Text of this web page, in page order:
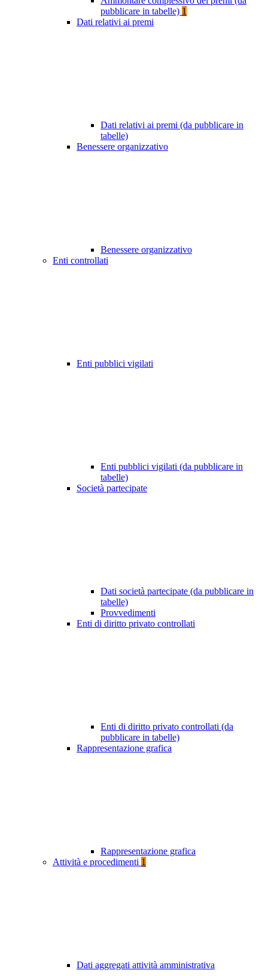
pubblicare in tabelle) 1
Dati relativi ai premi
Dati relativi ai premi (da pubblicare in
tabelle)
Benessere organizzativo
Benessere organizzativo
Enti controllati
Enti pubblici vigilati
Enti pubblici vigilati (da pubblicare in
tabelle)
Società partecipate
Dati società partecipate (da pubblicare in
tabelle)
Provvedimenti
Enti di diritto privato controllati
Enti di diritto privato controllati (da
pubblicare in tabelle)
Rappresentazione grafica
Rappresentazione grafica
Attività e procedimenti 1
Dati aggregati attività amministrativa